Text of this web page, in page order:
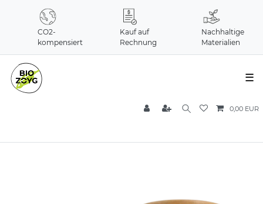
CO2-
kompensiert
Kauf auf
Rechnung
Nachhaltige
Materialien
☰
0,00 EUR